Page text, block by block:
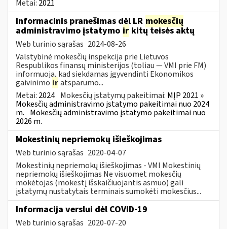
Metai: 2021
Informacinis pranešimas dėl LR mokesčių
administravimo įstatymo ir kitų teisės aktų
Web turinio sąrašas 2024-08-26
Valstybinė mokesčių inspekcija prie Lietuvos
Respublikos finansų ministerijos (toliau — VMI prie FM)
informuoja, kad siekdamas įgyvendinti Ekonomikos
gaivinimo iratsparumo...
Metai: 2024 Mokesčių įstatymų pakeitimai: MĮP 2021 »
Mokesčių administravimo įstatymo pakeitimai nuo 2024
m. Mokesčių administravimo įstatymo pakeitimai nuo
2026 m.
Mokestinių nepriemokų išieškojimas
Web turinio sąrašas 2020-04-07
Mokestinių nepriemokų išieškojimas - VMI Mokestinių
nepriemokų išieškojimas Ne visuomet mokesčių
mokėtojas (mokestį išskaičiuojantis asmuo) gali
įstatymų nustatytais terminais sumokėti mokesčius...
Informacija verslui dėl COVID-19
Web turinio sąrašas 2020-07-20